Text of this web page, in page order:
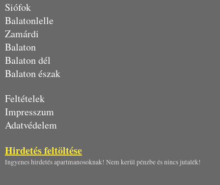
Siófok
Balatonlelle
Zamárdi
Balaton
Balaton dél
Balaton észak
Feltételek
Impresszum
Adatvédelem
Hirdetés feltöltése
Ingyenes hirdetés apartmanosoknak! Nem kerül pénzbe és nincs jutalék!